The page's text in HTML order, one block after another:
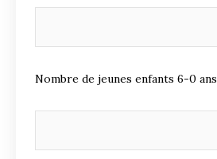
Nombre de jeunes enfants 6-0 ans